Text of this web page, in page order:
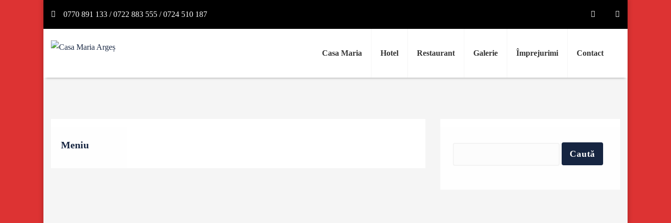
0770 891 133 / 0722 883 555 / 0724 510 187
Casa Maria Hotel Restaurant Galerie Împrejurimi Contact
Meniu